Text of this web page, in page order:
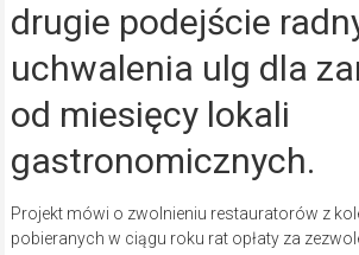
drugie podejście
uchwalenia ulg dla
od miesięcy lokali
gastronomicznych.
Projekt mówi o zwolnieniu restauratorów z
pobieranych w ciągu roku rat opłaty za